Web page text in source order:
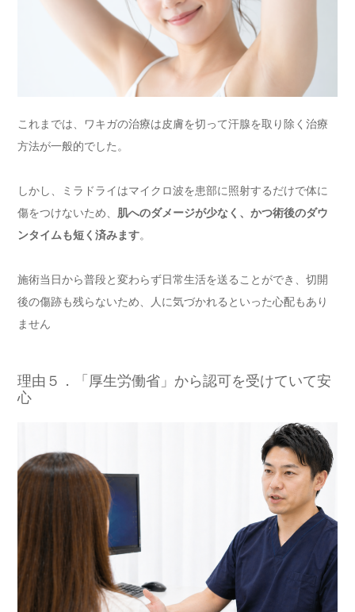
これまでは、ワキガの治療は皮膚を切って汗腺を取り除く治療
方法が一般的でした。
しかし、ミラドライはマイクロ波を患部に照射するだけで体に
傷をつけないため、 肌へのダメージが少なく、かつ術後のダウ
ンタイムも短く済みます。
施術当日から普段と変わらず日常生活を送ることができ、切開
後の傷跡も残らないため、人に気づかれるといった心配もあり
ません
理由５．「厚生労働省」から認可を受けていて安
心